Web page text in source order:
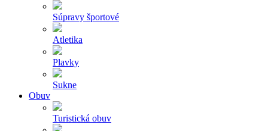
Súpravy športové
Atletika
Plavky
Sukne
Obuv
Turistická obuv